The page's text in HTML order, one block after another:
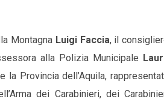
Montagna Luigi Faccia, il
alla Polizia Municipale
la Provincia dell’Aquila,
dei Carabinieri, dei